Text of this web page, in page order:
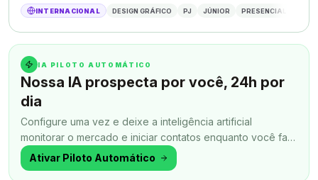
INTERNACIONAL DESIGN GRÁFICO PJ JÚNIOR PRESENCIAL
IA PILOTO AUTOMÁTICO
Nossa IA prospecta por você, 24h por
dia
Configure uma vez e deixe a inteligência artificial
monitorar o mercado e iniciar contatos enquanto você faz
outra coisa.
Ativar Piloto Automático